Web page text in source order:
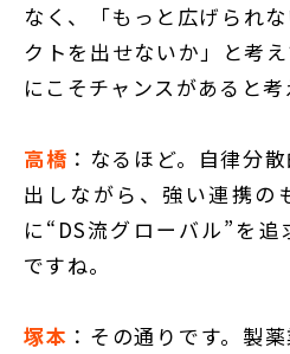
なく、「もっと広げられ
クトを出せないか」と考
にこそチャンスがあると考
高橋 ：なるほど。自律分
出しながら、強い連携の
に“DS流グローバル”を
ですね。
塚本 ：その通りです。製